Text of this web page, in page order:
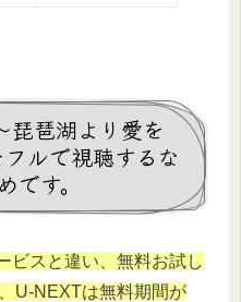
琵琶湖より愛を
ルで視聴するな
です。
ビスと違い、無料お試し
U-NEXTは無料期間が